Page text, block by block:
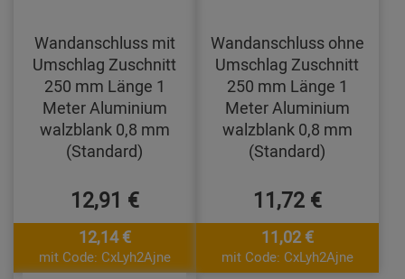
Wandanschluss mit
Umschlag Zuschnitt
250 mm Länge 1
Meter Aluminium
walzblank 0,8 mm
(Standard)
12,91 €
12,14 €
mit Code: CxLyh2Ajne
Wandanschluss ohne
Umschlag Zuschnitt
250 mm Länge 1
Meter Aluminium
walzblank 0,8 mm
(Standard)
11,72 €
11,02 €
mit Code: CxLyh2Ajne